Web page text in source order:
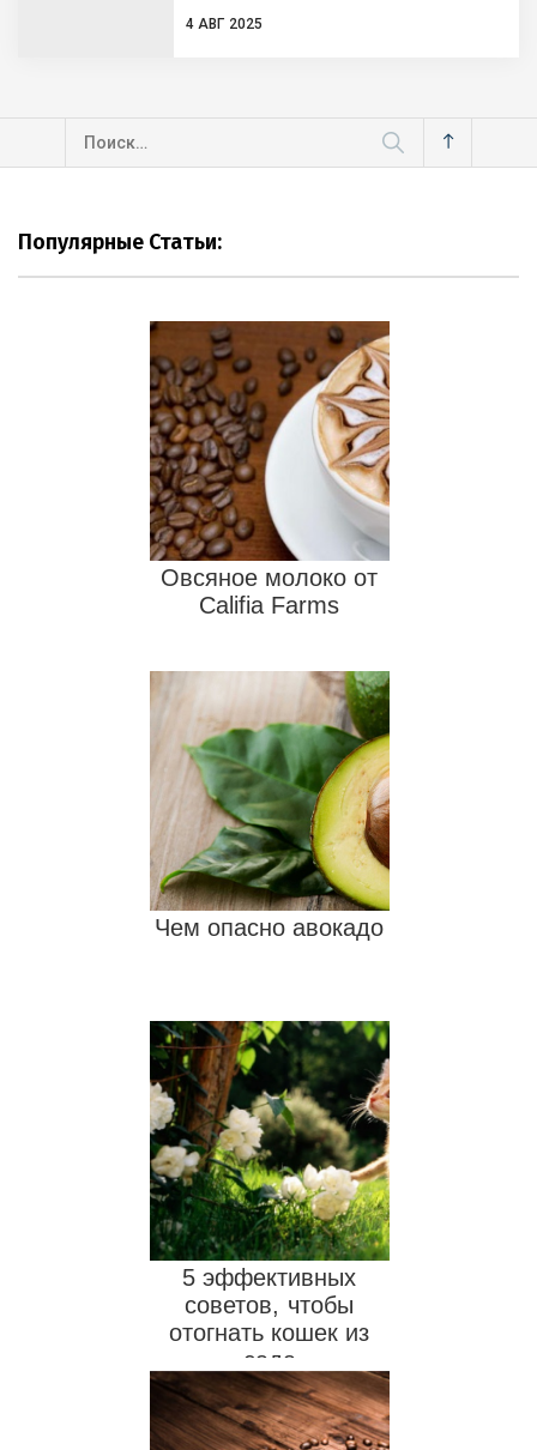
4 АВГ 2025
Найти:
Популярные Статьи:
Овсяное молоко от
Califia Farms
Чем опасно авокадо
5 эффективных
советов, чтобы
отогнать кошек из
сада